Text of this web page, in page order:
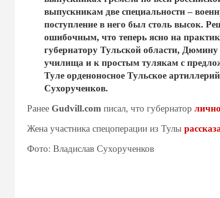
выпускникам две специальности –
поступление в него был столь высок.
ошибочным, что теперь ясно на
губернатору Тульской области,
училища и к простым тулякам с
Туле орденоносное Тульское
Сухорученков.
Ранее Gudvill.com писал, что губернатор
Жена участника спецоперации из Тулы
Фото: Владислав Сухорученков